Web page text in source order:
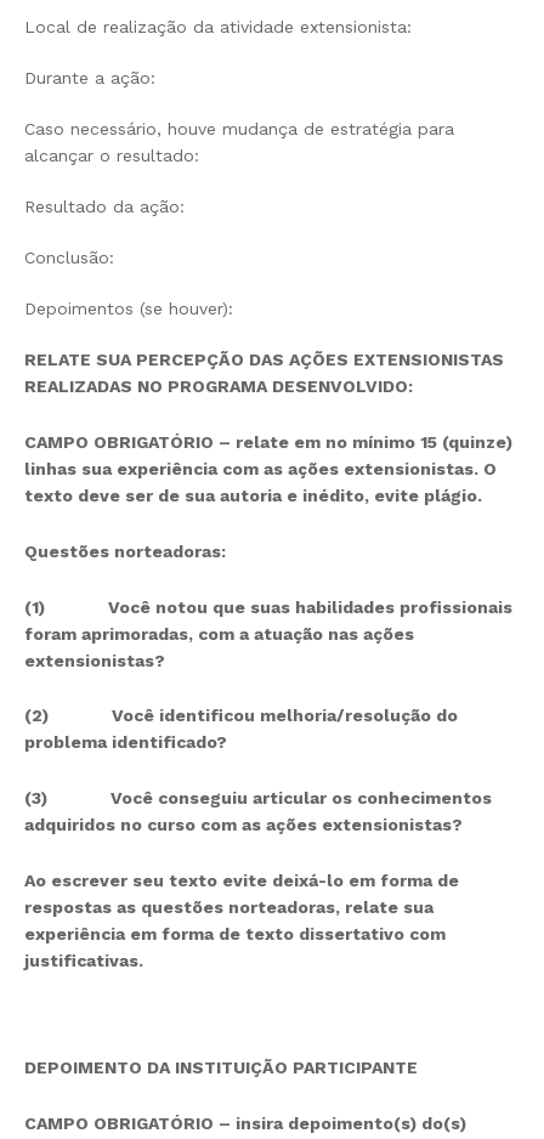
Local de realização da atividade extensionista:
Durante a ação:
Caso necessário, houve mudança de estratégia para
alcançar o resultado:
Resultado da ação:
Conclusão:
Depoimentos (se houver):
RELATE SUA PERCEPÇÃO DAS AÇÕES EXTENSIONISTAS
REALIZADAS NO PROGRAMA DESENVOLVIDO:
CAMPO OBRIGATÓRIO – relate em no mínimo 15 (quinze)
linhas sua experiência com as ações extensionistas. O
texto deve ser de sua autoria e inédito, evite plágio.
Questões norteadoras:
(1) Você notou que suas habilidades profissionais
foram aprimoradas, com a atuação nas ações
extensionistas?
(2) Você identificou melhoria/resolução do
problema identificado?
(3) Você conseguiu articular os conhecimentos
adquiridos no curso com as ações extensionistas?
Ao escrever seu texto evite deixá-lo em forma de
respostas as questões norteadoras, relate sua
experiência em forma de texto dissertativo com
justificativas.
DEPOIMENTO DA INSTITUIÇÃO PARTICIPANTE
CAMPO OBRIGATÓRIO – insira depoimento(s) do(s)